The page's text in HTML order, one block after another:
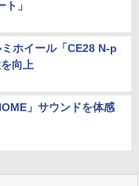
ト」
ホイール「CE28 N-p
向上
」サウンドを体感